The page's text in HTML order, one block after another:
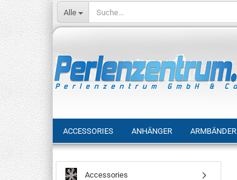
Alle
ACCESSORIES ANHÄNGER ARMBÄNDER
Accessories